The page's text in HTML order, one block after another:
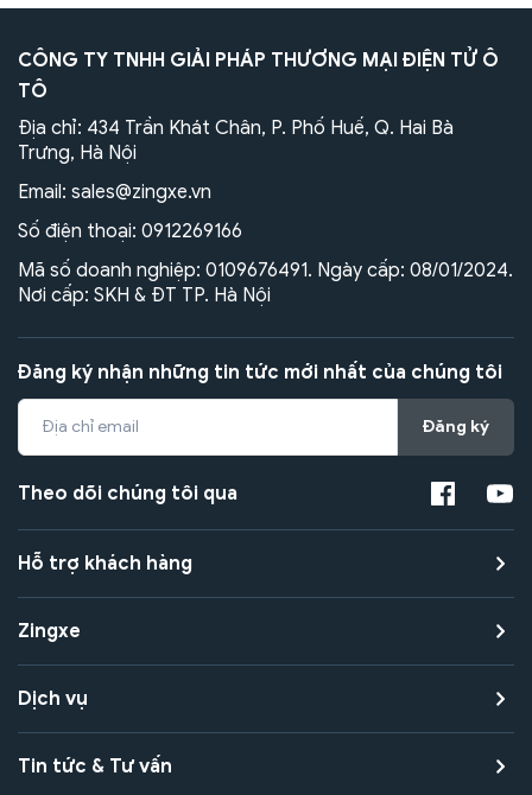
CÔNG TY TNHH GIẢI PHÁP THƯƠNG MẠI ĐIỆN TỬ Ô
TÔ
Địa chỉ: 434 Trần Khát Chân, P. Phố Huế, Q. Hai Bà
Trưng, Hà Nội
Email: sales@zingxe.vn
Số điện thoại: 0912269166
Mã số doanh nghiệp: 0109676491. Ngày cấp: 08/01/2024.
Nơi cấp: SKH & ĐT TP. Hà Nội
Đăng ký nhận những tin tức mới nhất của chúng tôi
Đăng ký
Theo dõi chúng tôi qua
Hỗ trợ khách hàng
Zingxe
Dịch vụ
Tin tức & Tư vấn